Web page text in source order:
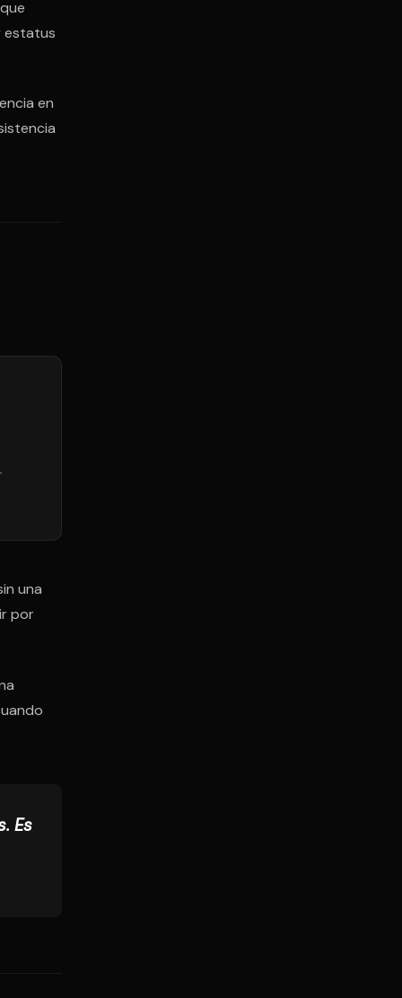
estatus
en
una
por
Es